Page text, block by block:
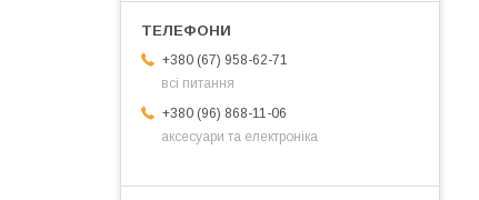
+380 (67) 958-62-71
всі питання
+380 (96) 868-11-06
аксесуари та електроніка